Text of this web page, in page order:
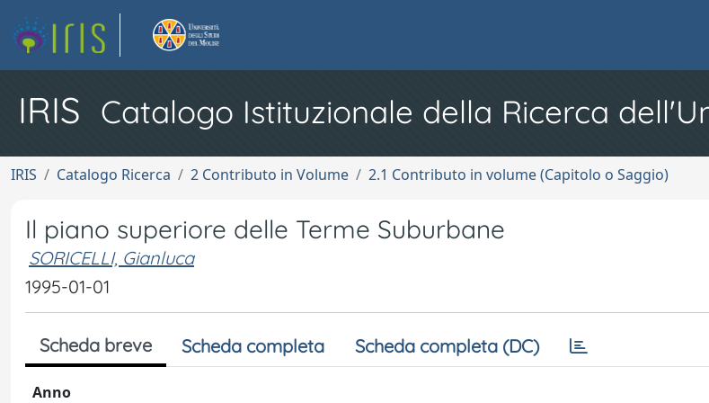
IRIS Catalogo Istituzionale della Ricerca
IRIS Catalogo Ricerca 2 Contributo in Volume 2.1 Contributo in volume (Capitolo o Saggio)
Il piano superiore delle Terme Suburbane
SORICELLI, Gianluca
1995-01-01
Scheda breve Scheda completa Scheda completa (DC)
Anno